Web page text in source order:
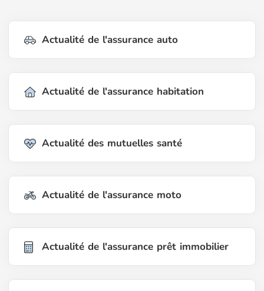
Actualité de l'assurance auto
Actualité de l'assurance habitation
Actualité des mutuelles santé
Actualité de l'assurance moto
Actualité de l'assurance prêt immobilier